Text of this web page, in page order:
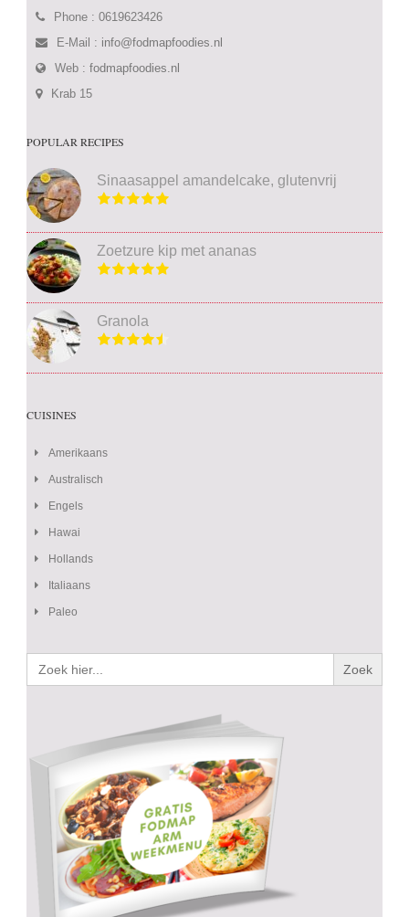
Phone : 0619623426
E-Mail : info@fodmapfoodies.nl
Web :fodmapfoodies.nl
Krab 15
POPULAR RECIPES
Sinaasappel amandelcake, glutenvrij
Zoetzure kip met ananas
Granola
CUISINES
Amerikaans
Australisch
Engels
Hawai
Hollands
Italiaans
Paleo
Zoek
naar: